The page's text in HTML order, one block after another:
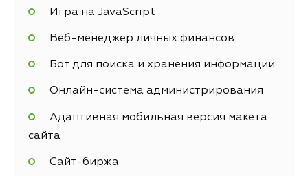
Игра на JavaScript
Веб-менеджер личных финансов
Бот для поиска и хранения информации
Онлайн-система администрирования
Адаптивная мобильная версия макета
сайта
Cайт-биржа